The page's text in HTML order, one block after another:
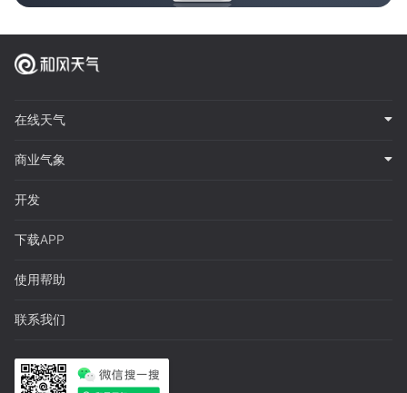
在线天气
商业气象
开发
下载APP
使用帮助
联系我们